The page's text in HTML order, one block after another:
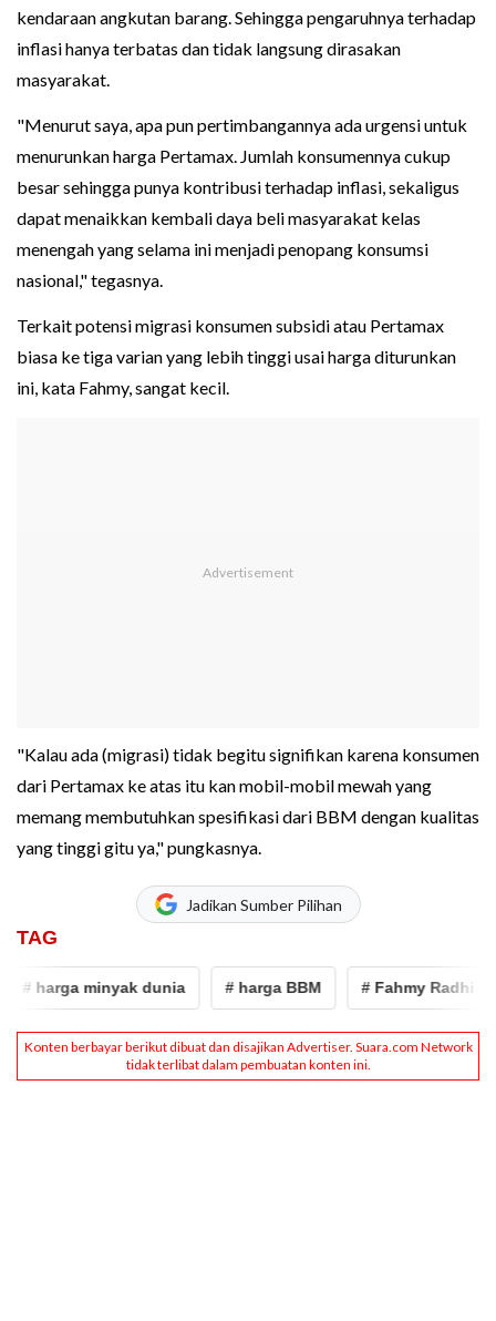
kendaraan angkutan barang. Sehingga pengaruhnya terhadap
inflasi hanya terbatas dan tidak langsung dirasakan
masyarakat.
"Menurut saya, apa pun pertimbangannya ada urgensi untuk
menurunkan harga Pertamax. Jumlah konsumennya cukup
besar sehingga punya kontribusi terhadap inflasi, sekaligus
dapat menaikkan kembali daya beli masyarakat kelas
menengah yang selama ini menjadi penopang konsumsi
nasional," tegasnya.
Terkait potensi migrasi konsumen subsidi atau Pertamax
biasa ke tiga varian yang lebih tinggi usai harga diturunkan
ini, kata Fahmy, sangat kecil.
"Kalau ada (migrasi) tidak begitu signifikan karena konsumen
dari Pertamax ke atas itu kan mobil-mobil mewah yang
memang membutuhkan spesifikasi dari BBM dengan kualitas
yang tinggi gitu ya," pungkasnya.
Jadikan Sumber Pilihan
TAG
minyak dunia # harga BBM # Fahmy Radhi